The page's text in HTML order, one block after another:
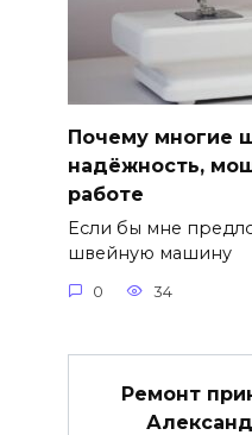
Почему многие
надёжность,
работе
Если бы мне
швейную машину
0 34
Ремонт